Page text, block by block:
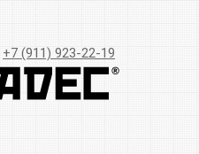
+7 (911) 923-22-19